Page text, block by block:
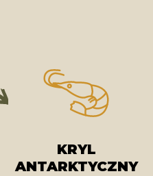
KRYL
ANTARKTYCZNY